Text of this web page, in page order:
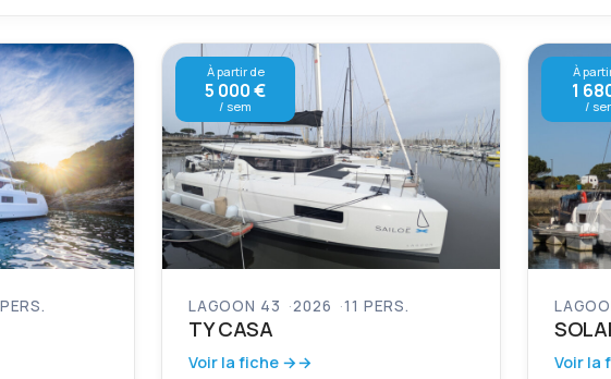
À partir de
5 000 €
/ sem
LAGOON 43 2026 11 PERS.
TY CASA
Voir la fiche →
À
1
/
Voir la